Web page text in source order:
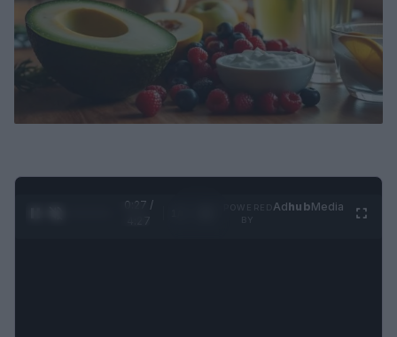
0:28 /
AdhubMedia